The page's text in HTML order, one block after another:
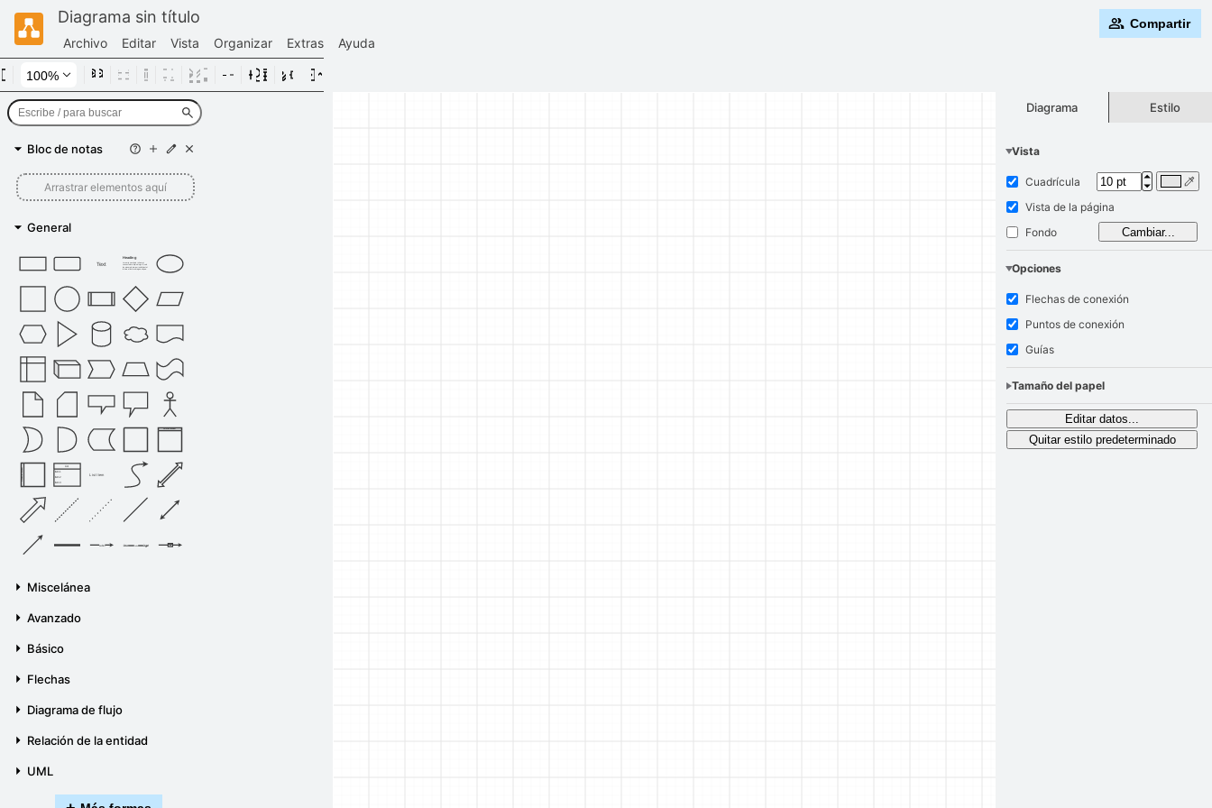
Archivo Editar Vista Organizar Extras Ayuda
Compartir
Diagrama sin título
Bloc de notas
Arrastrar elementos aquí
General
Text
Heading
Lorem ipsum dolor sit amet,
consectetur adipisicing elit, sed
Vertical Container
Horizontal Container
List
Item 1
Item 2
Item 3
List Item
Label
Miscelánea
Avanzado
Básico
Flechas
Diagrama de flujo
Relación de la entidad
UML
Diagrama Estilo
Vista
Cuadrícula
Vista de la página
Fondo
Cambiar...
Opciones
Flechas de conexión
Puntos de conexión
Guías
Tamaño del papel
Editar datos...
Quitar estilo predeterminado